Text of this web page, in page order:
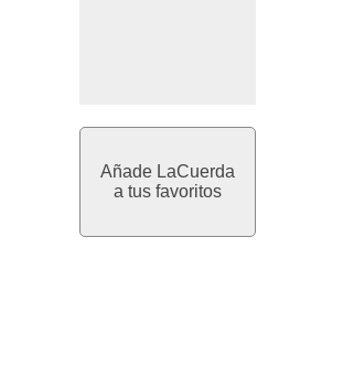
Añade LaCuerda
a tus favoritos